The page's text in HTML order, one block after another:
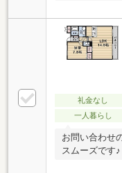
礼金なし
一人暮らし
お問い合わせ
スムーズです♪